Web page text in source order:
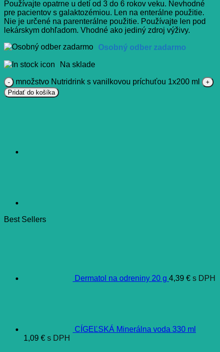
Používajte opatrne u detí od 3 do 6 rokov veku. Nevhodné
pre pacientov s galaktozémiou. Len na enterálne použitie.
Nie je určené na parenterálne použitie. Používajte len pod
lekárskym dohľadom. Vhodné ako jediný zdroj výživy.
Osobný odber zadarmo
Na sklade
množstvo Nutridrink s vanilkovou príchuťou 1x200 ml
Pridať do košíka
Best Sellers
Dermatol na odreniny 20 g 4,39 € s DPH
CÍGEĽSKÁ Minerálna voda 330 ml
1,09 € s DPH